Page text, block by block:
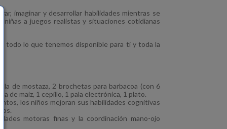
imaginar y desarrollar habilidades mientras se
niñas a juegos realistas y situaciones cotidianas
todo lo que tenemos disponible para ti y toda la
de mostaza, 2 brochetas para barbacoa (con 6
de maíz, 1 cepillo, 1 pala electrónica, 1 plato.
los niños mejoran sus habilidades cognitivas
motoras finas y la coordinación mano-ojo